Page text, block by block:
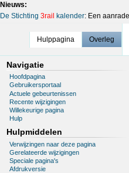
Nieuws:
De Stichting 3rail kalender: Een
Hulppagina Overleg
Navigatie
Hoofdpagina
Gebruikersportaal
Actuele gebeurtenissen
Recente wijzigingen
Willekeurige pagina
Hulp
Hulpmiddelen
Verwijzingen naar deze pagina
Gerelateerde wijzigingen
Speciale pagina's
Afdrukversie